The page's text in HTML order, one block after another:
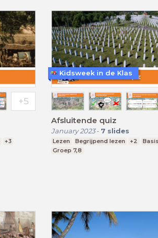
+3
Afsluitende quiz
January 2023- 7 slides
Lezen Begrijpend lezen +2
Groep 7,8
Kidsweek in de Klas